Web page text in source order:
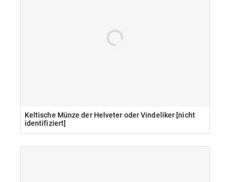
Keltische Münze der Helveter oder Vindeliker [nicht
identifiziert]